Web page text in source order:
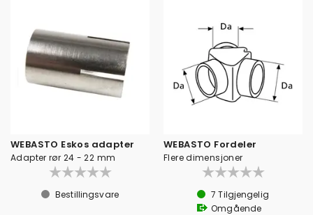
WEBASTO Eskos adapter
Adapter rør 24 - 22 mm
Bestillingsvare
WEBASTO Fordeler
Flere dimensjoner
7 Tilgjengelig
Omgående